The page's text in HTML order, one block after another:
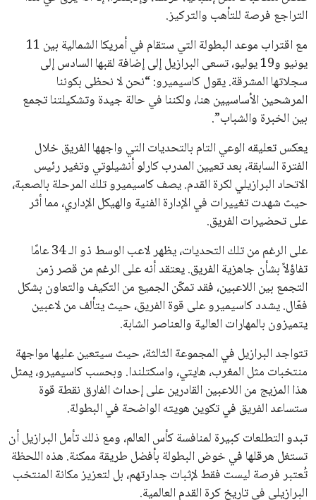
التراجع فرصة للتأهب والتركيز.
مع اقتراب موعد البطولة التي ستقام في أمريكا الشمالية بين 11
يونيو و19 يوليو، تسعى البرازيل إلى إضافة لقبها السادس إلى
سجلاتها المشرقة. يقول كاسيميرو: “نحن لا نحظى بكوننا
المرشحين الأساسيين هنا، ولكننا في حالة جيدة وتشكيلتنا تجمع
بين الخبرة والشباب”.
يعكس تعليقه الوعي التام بالتحديات التي واجهها الفريق خلال
الفترة السابقة، بعد تعيين المدرب كارلو أنشيلوتي وتغير رئيس
الاتحاد البرازيلي لكرة القدم. يصف كاسيميرو تلك المرحلة بالصعبة،
حيث شهدت تغييرات في الإدارة الفنية والهيكل الإداري، مما أثر
على تحضيرات الفريق.
على الرغم من تلك التحديات، يظهر لاعب الوسط ذو الـ 34 عامًا
تفاؤلاً بشأن جاهزية الفريق. يعتقد أنه على الرغم من قصر زمن
التجمع بين اللاعبين، فقد تمكّن الجميع من التكيف والتعاون بشكل
فعّال. يشدد كاسيميرو على قوة الفريق، حيث يتألف من لاعبين
يتميزون بالمهارات العالية والعناصر الشابة.
تتواجد البرازيل في المجموعة الثالثة، حيث سيتعين عليها مواجهة
منتخبات مثل المغرب، هايتي، واسكتلندا. وبحسب كاسيميرو، يمثل
هذا المزيج من اللاعبين القادرين على إحداث الفارق نقطة قوة
ستساعد الفريق في تكوين هويته الواضحة في البطولة.
تبدو التطلعات كبيرة لمنافسة كأس العالم، ومع ذلك تأمل البرازيل أن
تستغل هرقلها في خوض البطولة بأفضل طريقة ممكنة. هذه اللحظة
تُعتبر فرصة ليست فقط لإثبات جدارتهم، بل لتعزيز مكانة المنتخب
البرازيلي في تاريخ كرة القدم العالمية.